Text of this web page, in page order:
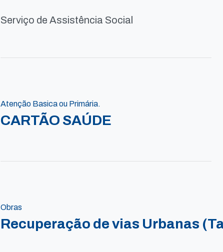
Serviço de Assistência Social
Atenção Basica ou Primária.
CARTÃO SAÚDE
Obras
Recuperação de vias Urbanas